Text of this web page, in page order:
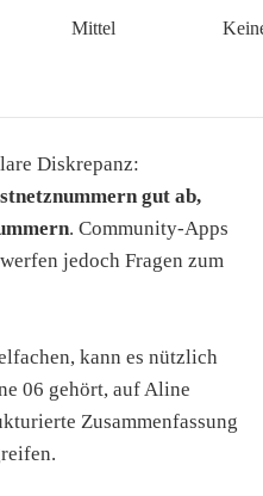
Mittel
Diskrepanz:
gut ab,
. Community-Apps
jedoch Fragen zum
kann es nützlich
06 gehört, auf Aline
Zusammenfassung